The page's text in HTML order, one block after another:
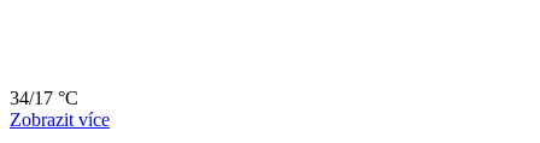
34/17 °C
Zobrazit více